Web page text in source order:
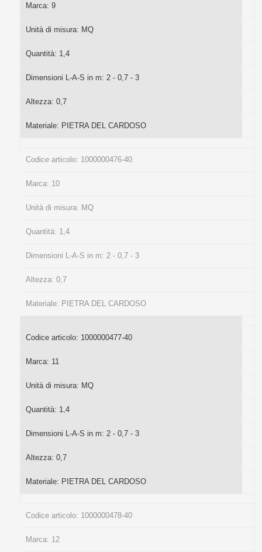
Marca: 9
Unità di misura: MQ
Quantità: 1,4
Dimensioni L-A-S in m: 2 - 0,7 - 3
Altezza: 0,7
Materiale: PIETRA DEL CARDOSO
Codice articolo: 1000000476-40
Marca: 10
Unità di misura: MQ
Quantità: 1,4
Dimensioni L-A-S in m: 2 - 0,7 - 3
Altezza: 0,7
Materiale: PIETRA DEL CARDOSO
Codice articolo: 1000000477-40
Marca: 11
Unità di misura: MQ
Quantità: 1,4
Dimensioni L-A-S in m: 2 - 0,7 - 3
Altezza: 0,7
Materiale: PIETRA DEL CARDOSO
Codice articolo: 1000000478-40
Marca: 12